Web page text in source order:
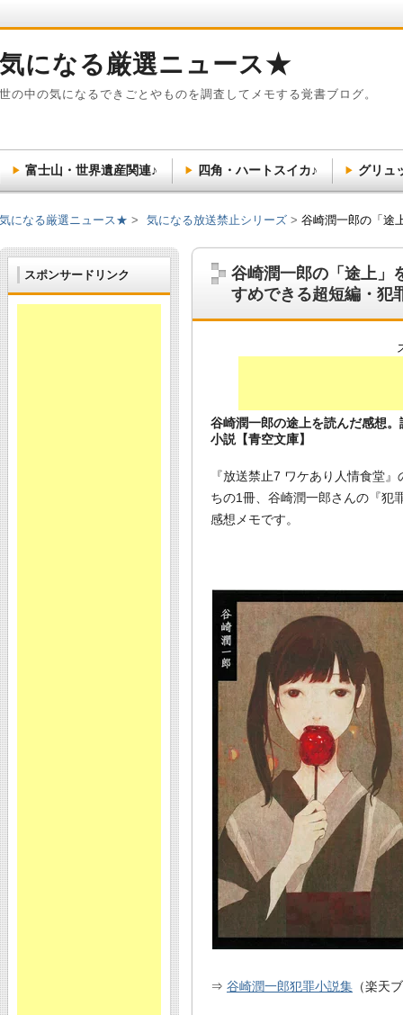
谷崎潤一郎の「途上」
すめできる超短編・犯
谷崎潤一郎の途上を読んだ感想
小説【青空文庫】
『放送禁止7 ワケあり人情食堂
ちの1冊、谷崎潤一郎さんの『犯
感想メモです。
⇒ 谷崎潤一郎犯罪小説集 （楽天
スポンサードリンク
気になる厳選ニュース★ 気になる放送禁止シリーズ 谷崎潤一郎の「途
気になる厳選ニュース★
世の中の気になるできごとやものを調査してメモする覚書ブログ。
富士山・世界遺産関連♪ 四角・ハートスイカ♪ グリュ